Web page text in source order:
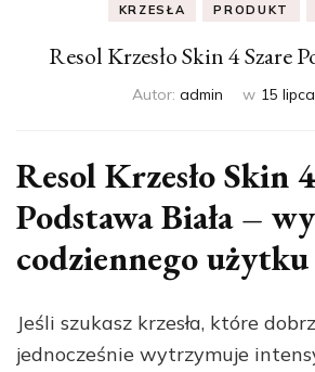
KRZESŁA PRODUKT
Resol Krzesło Skin 4 Szare
Autor: admin w 15
Resol Krzesło Skin
Podstawa Biała –
codziennego użytku
Jeśli szukasz krzesła, które
jednocześnie wytrzymuje